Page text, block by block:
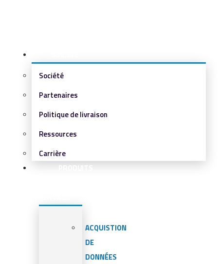
Société
Partenaires
Politique de livraison
Ressources
Carrière
PRODUITS
ACQUISTION
DE
DONNÉES